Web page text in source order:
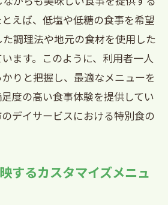
楽しむための工夫
の連携による食材供給の実際
品質管理の徹底
の貢献と地産地消の推進
ビスで提供される栄養バラン
スでの食事指導と健康管理
えば、低塩や低糖の食事を希望
調理法や地元の食材を使用した
ます。このように、利用者一人
りと把握し、最適なメニューを
度の高い食事体験を提供してい
デイサービスにおける特別食の
するカスタマイズメニュ